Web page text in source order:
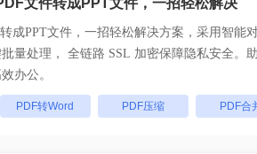
成PPT文件，一招轻松解决方案，采用智能
版不乱码。支持一键批量处理， 全链路 SSL 加密保障隐
办公。
PDF转Word PDF压缩 PDF合